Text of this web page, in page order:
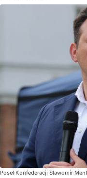
Poseł Konfederacji Sławomir